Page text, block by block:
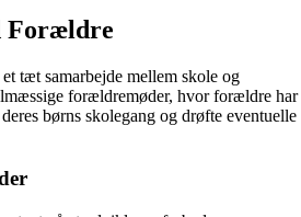
Forældre
tæt samarbejde mellem skole og
forældremøder, hvor forældre har
børns skolegang og drøfte eventuelle